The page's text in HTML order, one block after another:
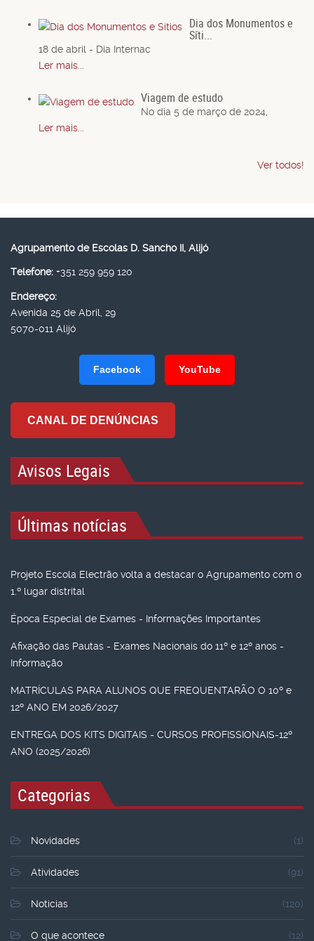
Dia dos Monumentos e
Síti...
18 de abril - Dia Internac
Ler mais...
Viagem de estudo
No dia 5 de março de 2024,
Ler mais...
Ver todos!
Agrupamento de Escolas D. Sancho II, Alijó
Telefone: +351 259 959 120
Endereço:
Avenida 25 de Abril, 29
5070-011 Alijó
Facebook YouTube
CANAL DE DENÚNCIAS
Avisos Legais
Últimas notícias
Projeto Escola Electrão volta a destacar o Agrupamento com o
1.º lugar distrital
Época Especial de Exames - Informações Importantes
Afixação das Pautas - Exames Nacionais do 11º e 12º anos -
Informação
MATRÍCULAS PARA ALUNOS QUE FREQUENTARÃO O 10º e
12º ANO EM 2026/2027
ENTREGA DOS KITS DIGITAIS - CURSOS PROFISSIONAIS-12º
ANO (2025/2026)
Categorias
Novidades (1)
Atividades (91)
Noticias (120)
O que acontece (12)